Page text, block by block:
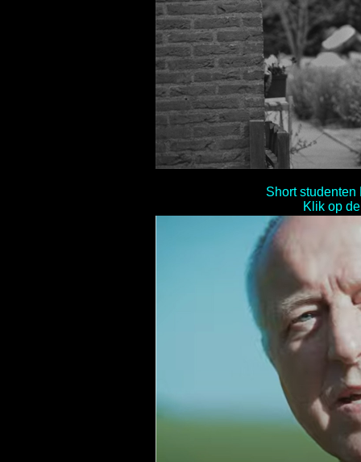
Short
Klik op